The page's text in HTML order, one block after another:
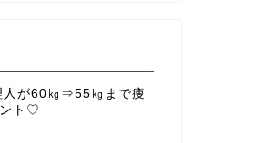
人が60㎏⇒55㎏まで痩
ト♡